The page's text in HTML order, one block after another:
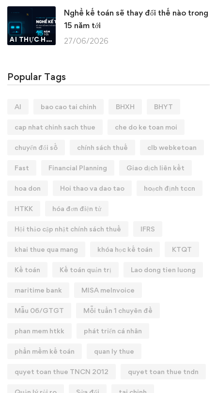
AI THỰC HÀNH
Nghề kế toán sẽ thay đổi thế nào trong
15 năm tới
27/06/2026
Popular Tags
AI bao cao tai chinh BHXH BHYT
cap nhat chinh sach thue che do ke toan moi
chuyển đổi số chính sách thuế clb webketoan
Fast Financial Planning Giao dịch liên kết
hoa don Hoi thao va dao tao hoạch định tccn
HTKK hóa đơn điện tử
Hội thảo cập nhật chính sách thuế IFRS
khai thue qua mang khóa học kế toán KTQT
Kế toán Kế toán quản trị Lao dong tien luong
maritime bank MISA meInvoice
Mẫu 06/GTGT Mỗi tuần 1 chuyên đề
phan mem htkk phát triển cá nhân
phần mềm kế toán quan ly thue
quyet toan thue TNCN 2012 quyet toan thue tndn